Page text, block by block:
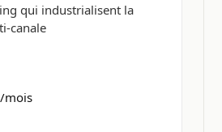
qui industrialisent la
canale
mois